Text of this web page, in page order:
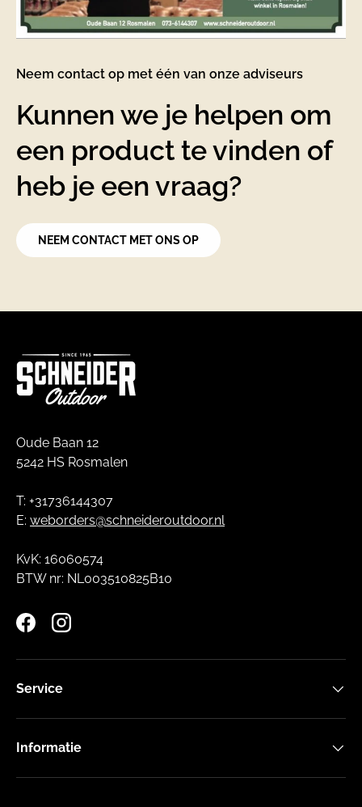
Neem contact op met één van onze adviseurs
Kunnen we je helpen om
een product te vinden of
heb je een vraag?
NEEM CONTACT MET ONS OP
Oude Baan 12
5242 HS Rosmalen
T: +31736144307
E: weborders@schneideroutdoor.nl
KvK: 16060574
BTW nr: NL003510825B10
FacebookInstagram
Service
Informatie